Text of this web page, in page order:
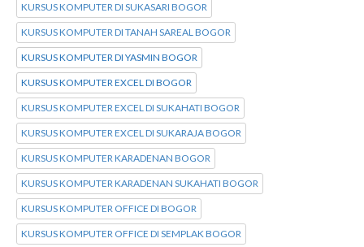
KURSUS KOMPUTER DI SUKASARI BOGOR
KURSUS KOMPUTER DI TANAH SAREAL BOGOR
KURSUS KOMPUTER DI YASMIN BOGOR
KURSUS KOMPUTER EXCEL DI BOGOR
KURSUS KOMPUTER EXCEL DI SUKAHATI BOGOR
KURSUS KOMPUTER EXCEL DI SUKARAJA BOGOR
KURSUS KOMPUTER KARADENAN BOGOR
KURSUS KOMPUTER KARADENAN SUKAHATI BOGOR
KURSUS KOMPUTER OFFICE DI BOGOR
KURSUS KOMPUTER OFFICE DI SEMPLAK BOGOR